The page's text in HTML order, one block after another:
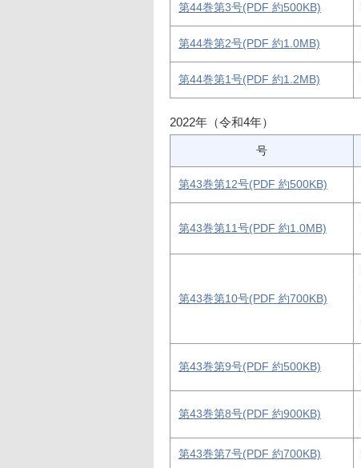
第44巻第3号(PDF 約500KB)
第44巻第2号(PDF 約1.0MB)
第44巻第1号(PDF 約1.2MB)
2022年（令和4年）
号
第43巻第12号(PDF 約500KB)
第43巻第11号(PDF 約1.0MB)
第43巻第10号(PDF 約700KB)
第43巻第9号(PDF 約500KB)
第43巻第8号(PDF 約900KB)
第43巻第7号(PDF 約700KB)